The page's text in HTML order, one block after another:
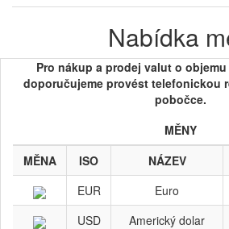
Nabídka
Pro nákup a prodej valut o objemu
doporučujeme provést telefonickou
pobočce.
MĚNY
MĚNA
ISO NÁZEV
EUR
Euro
USD
Americký dolar